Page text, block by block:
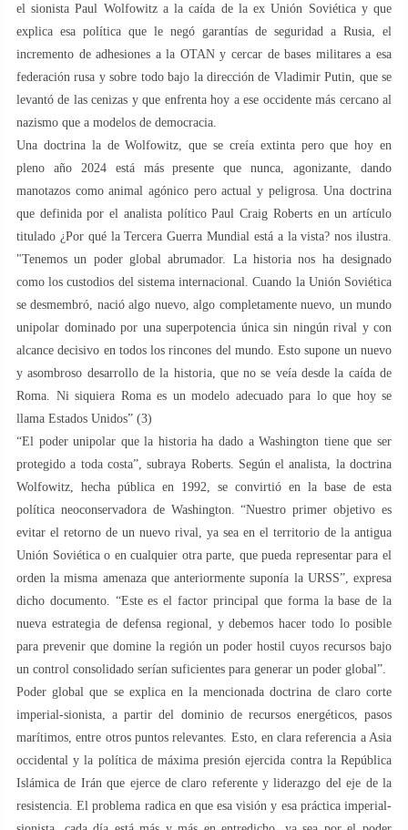
el sionista Paul Wolfowitz a la caída de la ex Unión Soviética y que
explica esa política que le negó garantías de seguridad a Rusia, el
incremento de adhesiones a la OTAN y cercar de bases militares a esa
federación rusa y sobre todo bajo la dirección de Vladimir Putin, que se
levantó de las cenizas y que enfrenta hoy a ese occidente más cercano al
nazismo que a modelos de democracia.
Una doctrina la de Wolfowitz, que se creía extinta pero que hoy en
pleno año 2024 está más presente que nunca, agonizante, dando
manotazos como animal agónico pero actual y peligrosa. Una doctrina
que definida por el analista político Paul Craig Roberts en un artículo
titulado ¿Por qué la Tercera Guerra Mundial está a la vista? nos ilustra.
"Tenemos un poder global abrumador. La historia nos ha designado
como los custodios del sistema internacional. Cuando la Unión Soviética
se desmembró, nació algo nuevo, algo completamente nuevo, un mundo
unipolar dominado por una superpotencia única sin ningún rival y con
alcance decisivo en todos los rincones del mundo. Esto supone un nuevo
y asombroso desarrollo de la historia, que no se veía desde la caída de
Roma. Ni siquiera Roma es un modelo adecuado para lo que hoy se
llama Estados Unidos” (3)
“El poder unipolar que la historia ha dado a Washington tiene que ser
protegido a toda costa”, subraya Roberts. Según el analista, la doctrina
Wolfowitz, hecha pública en 1992, se convirtió en la base de esta
política neoconservadora de Washington. “Nuestro primer objetivo es
evitar el retorno de un nuevo rival, ya sea en el territorio de la antigua
Unión Soviética o en cualquier otra parte, que pueda representar para el
orden la misma amenaza que anteriormente suponía la URSS”, expresa
dicho documento. “Este es el factor principal que forma la base de la
nueva estrategia de defensa regional, y debemos hacer todo lo posible
para prevenir que domine la región un poder hostil cuyos recursos bajo
un control consolidado serían suficientes para generar un poder global”.
Poder global que se explica en la mencionada doctrina de claro corte
imperial-sionista, a partir del dominio de recursos energéticos, pasos
marítimos, entre otros puntos relevantes. Esto, en clara referencia a Asia
occidental y la política de máxima presión ejercida contra la República
Islámica de Irán que ejerce de claro referente y liderazgo del eje de la
resistencia. El problema radica en que esa visión y esa práctica imperial-